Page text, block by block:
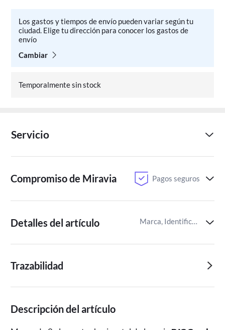
Los gastos y tiempos de envío pueden variar según tu
ciudad. Elige tu dirección para conocer los gastos de
envío
Cambiar
Temporalmente sin stock
Servicio
Compromiso de Miravia Pagos seguros
Detalles del artículo Marca, Identificador del artículo de Miravia
Trazabilidad
Descripción del artículo